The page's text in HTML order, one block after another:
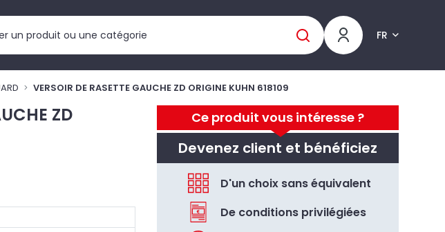
FR
VERSOIR DE RASETTE GAUCHE ZD ORIGINE KUHN 618109
Ce produit vous intéresse ?
Devenez client et bénéficiez
D'un choix sans équivalent
De conditions privilégiées
ZD